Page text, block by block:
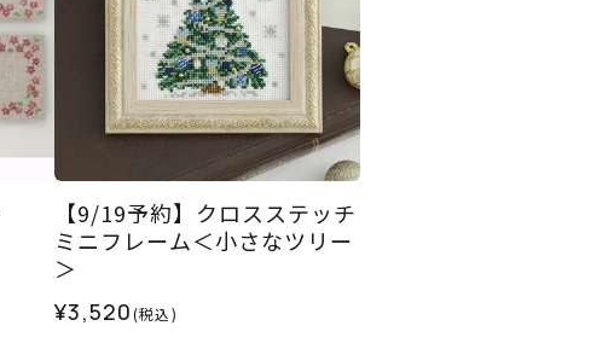
【9/19予約】クロスステッチ
ミニフレーム＜小さなツリー
＞
¥3,520(税込)